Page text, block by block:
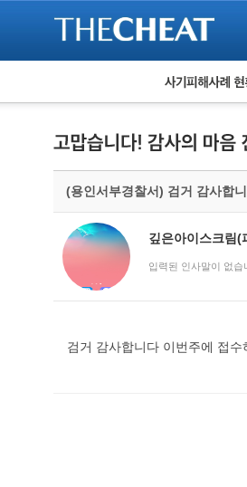
피해사례 현황
게임 · 비실물 피
보이스피싱 피해
유해사이트 목록
비공개 피해사례
워킹홀리데이 피
(용인서부경찰서) 검거 감사합
깊은아이스크림(
입력된 인사말이 없습
검거 감사합니다 이번주에 접